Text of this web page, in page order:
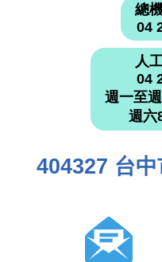
總
04
人
04
週一至
週六
404327 台